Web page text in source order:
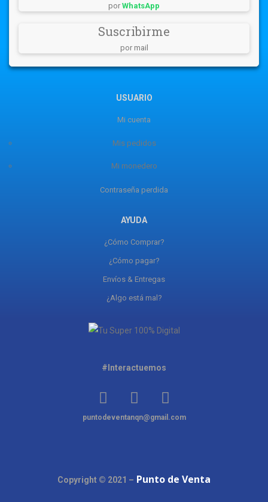
por WhatsApp
Suscribirme
por mail
USUARIO
Mi cuenta
Mis pedidos
Mi monedero
Contraseña perdida
AYUDA
¿Cómo Comprar?
¿Cómo pagar?
Envíos & Entregas
¿Algo está mal?
#Interactuemos
puntodeventanqn@gmail.com
Copyright © 2021 – Punto de Venta